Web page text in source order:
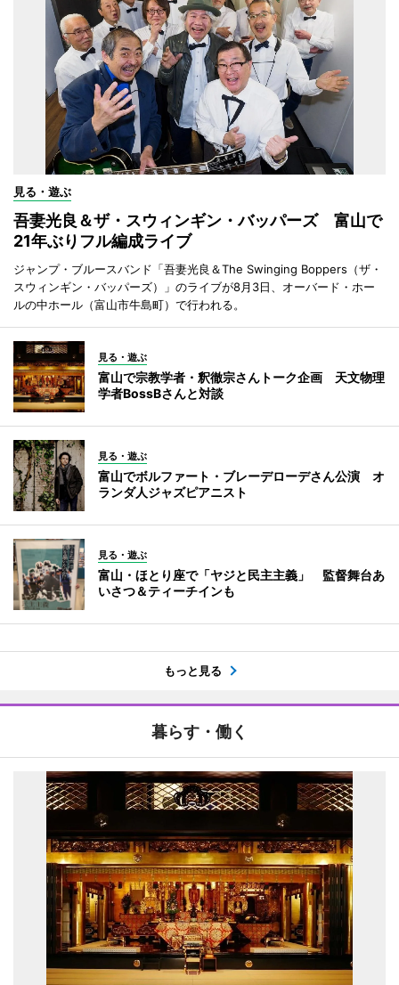
見る・遊ぶ
吾妻光良＆ザ・スウィンギン・バッパーズ 富山で
21年ぶりフル編成ライブ
ジャンプ・ブルースバンド「吾妻光良＆The Swinging Boppers（ザ・
スウィンギン・バッパーズ）」のライブが8月3日、オーバード・ホー
ルの中ホール（富山市牛島町）で行われる。
見る・遊ぶ
富山で宗教学者・釈徹宗さんトーク企画 天文物理
学者BossBさんと対談
見る・遊ぶ
富山でボルファート・ブレーデローデさん公演 オ
ランダ人ジャズピアニスト
見る・遊ぶ
富山・ほとり座で「ヤジと民主主義」 監督舞台あ
いさつ＆ティーチインも
もっと見る
暮らす・働く